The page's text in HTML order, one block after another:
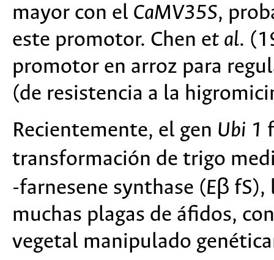
mayor con el CaMV35S,
este promotor. Chen et al.
promotor en arroz para
(de resistencia a la
Recientemente, el gen Ubi 1
transformación de trigo
-farnesene synthase (Eβ fS),
muchas plagas de áfidos,
vegetal manipulado